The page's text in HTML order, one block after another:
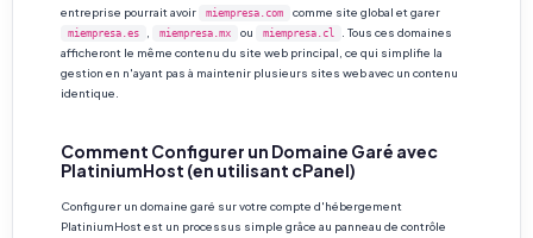
entreprise pourrait avoir
miempresa.com comme site global et garer
miempresa.es miempresa.mx ou miempresa.cl
. Tous ces domaines
afficheront le même contenu du site web principal, ce qui simplifie la
gestion en n'ayant pas à maintenir plusieurs sites web avec un contenu
identique.
Comment Configurer un Domaine Garé avec
PlatiniumHost (en utilisant cPanel)
Configurer un domaine garé sur votre compte d'hébergement
PlatiniumHost est un processus simple grâce au panneau de contrôle